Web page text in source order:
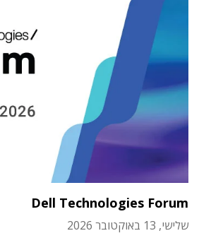
Dell Technologies Forum
שלישי, 13 באוקטובר 2026